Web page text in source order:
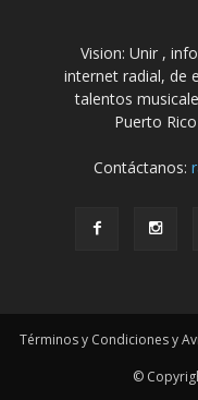
Vision: Unir ,
internet radial, de
talentos
Puerto
Contáctanos:
Términos y Condiciones y
©